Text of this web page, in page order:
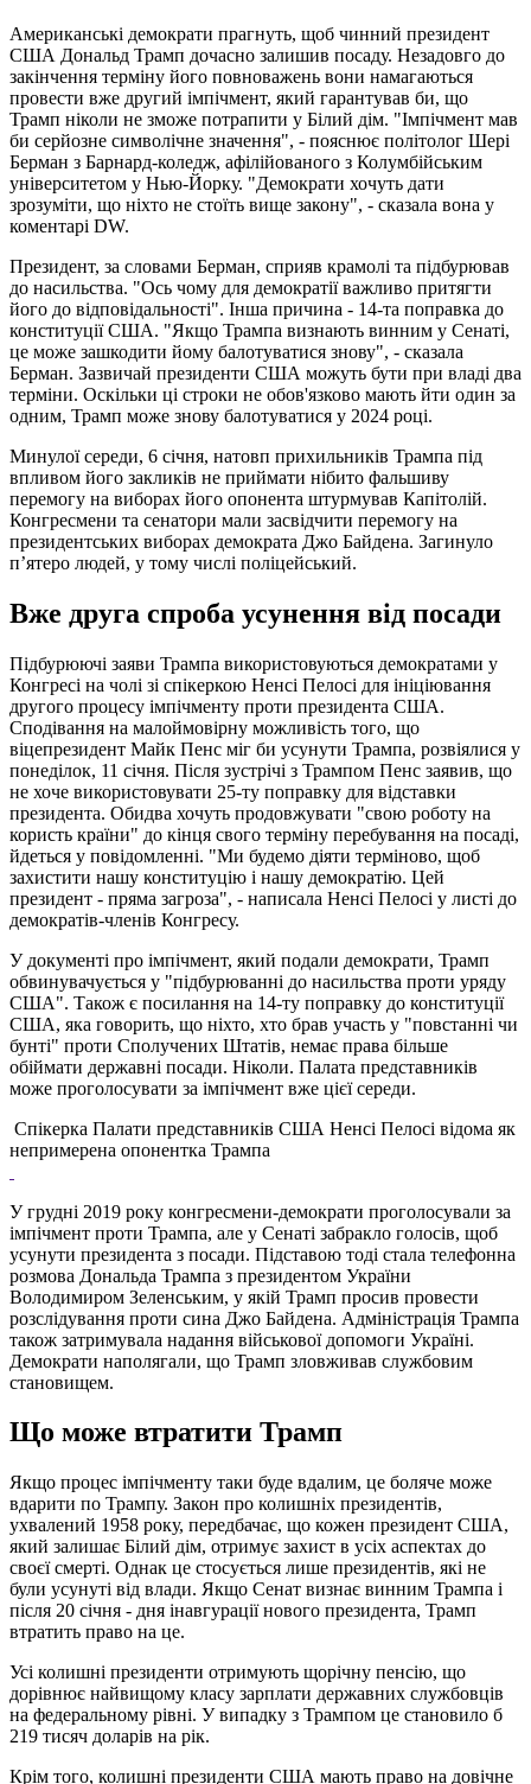
Американські демократи прагнуть, щоб чинний президент
США Дональд Трамп дочасно залишив посаду. Незадовго до
закінчення терміну його повноважень вони намагаються
провести вже другий імпічмент, який гарантував би, що
Трамп ніколи не зможе потрапити у Білий дім. "Імпічмент мав
би серйозне символічне значення", - пояснює політолог Шері
Берман з Барнард-коледж, афілійованого з Колумбійським
університетом у Нью-Йорку. "Демократи хочуть дати
зрозуміти, що ніхто не стоїть вище закону", - сказала вона у
коментарі DW.
Президент, за словами Берман, сприяв крамолі та підбурював
до насильства. "Ось чому для демократії важливо притягти
його до відповідальності". Інша причина - 14-та поправка до
конституції США. "Якщо Трампа визнають винним у Сенаті,
це може зашкодити йому балотуватися знову", - сказала
Берман. Зазвичай президенти США можуть бути при владі два
терміни. Оскільки ці строки не обов'язково мають йти один за
одним, Трамп може знову балотуватися у 2024 році.
Минулої середи, 6 січня, натовп прихильників Трампа під
впливом його закликів не приймати нібито фальшиву
перемогу на виборах його опонента штурмував Капітолій.
Конгресмени та сенатори мали засвідчити перемогу на
президентських виборах демократа Джо Байдена. Загинуло
п’ятеро людей, у тому числі поліцейський.
Вже друга спроба усунення від посади
Підбурюючі заяви Трампа використовуються демократами у
Конгресі на чолі зі спікеркою Ненсі Пелосі для ініціювання
другого процесу імпічменту проти президента США.
Сподівання на малоймовірну можливість того, що
віцепрезидент Майк Пенс міг би усунути Трампа, розвіялися у
понеділок, 11 січня. Після зустрічі з Трампом Пенс заявив, що
не хоче використовувати 25-ту поправку для відставки
президента. Обидва хочуть продовжувати "свою роботу на
користь країни" до кінця свого терміну перебування на посаді,
йдеться у повідомленні. "Ми будемо діяти терміново, щоб
захистити нашу конституцію і нашу демократію. Цей
президент - пряма загроза", - написала Ненсі Пелосі у листі до
демократів-членів Конгресу.
У документі про імпічмент, який подали демократи, Трамп
обвинувачується у "підбурюванні до насильства проти уряду
США". Також є посилання на 14-ту поправку до конституції
США, яка говорить, що ніхто, хто брав участь у "повстанні чи
бунті" проти Сполучених Штатів, немає права більше
обіймати державні посади. Ніколи. Палата представників
може проголосувати за імпічмент вже цієї середи.
Спікерка Палати представників США Ненсі Пелосі відома як
непримерена опонентка Трампа
У грудні 2019 року конгресмени-демократи проголосували за
імпічмент проти Трампа, але у Сенаті забракло голосів, щоб
усунути президента з посади. Підставою тоді стала телефонна
розмова Дональда Трампа з президентом України
Володимиром Зеленським, у якій Трамп просив провести
розслідування проти сина Джо Байдена. Адміністрація Трампа
також затримувала надання військової допомоги Україні.
Демократи наполягали, що Трамп зловживав службовим
становищем.
Що може втратити Трамп
Якщо процес імпічменту таки буде вдалим, це боляче може
вдарити по Трампу. Закон про колишніх президентів,
ухвалений 1958 року, передбачає, що кожен президент США,
який залишає Білий дім, отримує захист в усіх аспектах до
своєї смерті. Однак це стосується лише президентів, які не
були усунуті від влади. Якщо Сенат визнає винним Трампа і
після 20 січня - дня інавгурації нового президента, Трамп
втратить право на це.
Усі колишні президенти отримують щорічну пенсію, що
дорівнює найвищому класу зарплати державних службовців
на федеральному рівні. У випадку з Трампом це становило б
219 тисяч доларів на рік.
Крім того, колишні президенти США мають право на довічне